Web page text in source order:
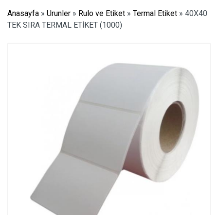
Anasayfa » Urunler » Rulo ve Etiket » Termal Etiket » 40X40
TEK SIRA TERMAL ETİKET (1000)